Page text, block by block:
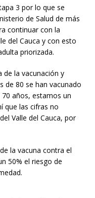
3 por lo que se
de Salud de más
continuar con la
del Cauca y con esto
priorizada.
de la vacunación y
de 80 se han vacunado
años, estamos un
que las cifras no
Valle del Cauca, por
la vacuna contra el
50% el riesgo de